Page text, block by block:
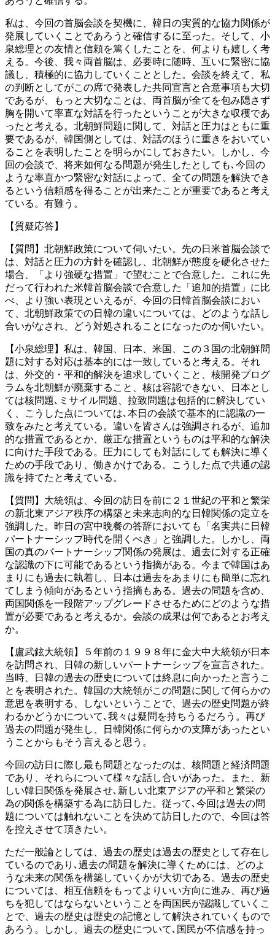
私は、今回の首脳会談を契機に、韓日の実質的な協力関係が
発展していくことであろうと確信するに至った。そして、小
泉総理との友情と信頼を篤くしたことを、何よりも嬉しく考
える。今後、我々両首脳は、必要時に随時、互いに緊密に協
議し、積極的に協力していくこととした。会談を終えて、私
の判断としてがこの席で発表した共同宣言と合意事項も大切
であるが、もっと大切なことは、両首脳が全てを包み隠さず
胸を開いて率直な対話を行ったということが大きな収穫であ
ったと考える。北朝鮮問題に関して、対話と圧力はともに重
要であるが、韓国側としては、対話のほうに重きをおいてい
ることを表明したことを明らかにしておきたい。しかし、今
回の会談で、将来如何なる問題が発生したとしても､今回の
ような率直かつ緊密な対話によって、全ての問題を解決でき
るという信頼感を得ることが出来たことが重要であると考え
ている。有難う。
【質疑応答】
【質問】北朝鮮政策について伺いたい。先の日米首脳会談で
は、対話と圧力の方針を確認し、北朝鮮が態度を硬化させた
場合、「より強硬な措置」で望むことで合意した。これに先
だって行われた米韓首脳会談で合意した「追加的措置」に比
べ、より強い表現といえるが、今回の日韓首脳会談におい
て、北朝鮮政策での日韓の違いについては、どのような話し
合いがなされ、どう対処されることになったのか伺いたい。
【小泉総理】私は、韓国、日本、米国、この３国の北朝鮮問
題に対する対応は基本的には一致していると考える。それ
は、外交的・平和的解決を追求していくこと、核開発プログ
ラムを北朝鮮が廃棄すること、核は容認できない、日本とし
ては核問題､ミサイル問題、拉致問題は包括的に解決してい
く、こうした点については､本日の会談で基本的に認識の一
致をみたと考えている。違いを皆さんは強調されるが、追加
的な措置であるとか、厳正な措置というものは平和的な解決
に向けた手段である。圧力にしても対話にしても解決に導く
ための手段であり、働きかけである。こうした点で共通の認
識を持てたと考えている。
【質問】大統領は、今回の訪日を前に２１世紀の平和と繁栄
の新北東アジア秩序の構築と未来志向的な日韓関係の定立を
強調した。昨日の宮中晩餐の答辞においても「名実共に日韓
パートナーシップ時代を開くべき」と強調した。しかし、両
国の真のパートナーシップ関係の発展は、過去に対する正確
な認識の下に可能であるという指摘がある。今まで韓国はあ
まりにも過去に執着し、日本は過去をあまりにも簡単に忘れ
てしまう傾向があるという指摘もある。過去の問題を含め、
両国関係を一段階アップグレードさせるためにどのような措
置が必要であると考えるか。会談の成果は何であるとお考え
か。
【盧武鉉大統領】５年前の１９９８年に金大中大統領が日本
を訪問され、日韓の新しいパートナーシップを宣言された。
当時、日韓の過去の歴史については終息に向かったと言うこ
とを表明された。韓国の大統領がこの問題に関して何らかの
意思を表明する、しないということで、過去の歴史問題が終
わるかどうかについて､我々は疑問を持ちうるだろう。再び
過去の問題が発生し、日韓関係に何らかの支障があったとい
うことからもそう言えると思う。
今回の訪日に際し最も問題となったのは、核問題と経済問題
であり、それらについて様々な話し合いがあった。また、新
しい韓日関係を発展させ､新しい北東アジアの平和と繁栄の
為の関係を構築する為に訪日した。従って､今回は過去の問
題については触れないことを決めて訪日したので、今回は答
を控えさせて頂きたい。
ただ一般論としては、過去の歴史は過去の歴史として存在し
ているのであり､過去の問題を解決に導くためには、どのよ
うな未来の関係を構築していくかが大切である。過去の歴史
については、相互信頼をもってよりいい方向に進み、再び過
ちを犯してはならないということを両国民が認識していくこ
とで、過去の歴史は歴史の記憶として解決されていくもので
あろう。しかし、過去の歴史について､国民が不信感を持っ